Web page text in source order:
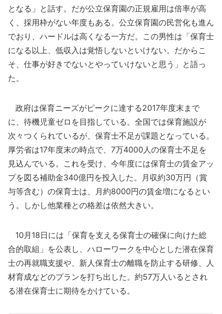
となる」と話す。だが公立保育園の正規雇用は倍率が高
く、採用枠がない年度もある。公立保育園の民営化も進ん
でおり、ハードルは高くなる一方だ。この男性は「保育士
になる以上、低収入は覚悟しないといけない。だからこ
そ、仕事が好きでないとやっていけないと思う」と語っ
た。
政府は保育ニーズがピークに達する2017年度末まで
に、待機児童ゼロを目指している。全国では保育施設が
次々つくられているが、保育士不足が課題となっている。
厚労省は17年度末の時点で、7万4000人の保育士不足を
見込んでいる。これを受け、今年度には保育士の賃金アッ
プを図る補助金340億円を投入した。月収約30万円（賞
与等含む）の保育士は、月約8000円の賃金増になるとい
う。しかし他業種との格差は依然大きい。
10月18日には「保育を支える保育士の確保に向けた総
合的取組」を公表し、ハローワークを中心とした潜在保育
士の再就職支援や、新人保育士の離職を防止する研修、人
材育成などのプランを打ち出した。約57万人いるとされ
る潜在保育士に期待をかけている。